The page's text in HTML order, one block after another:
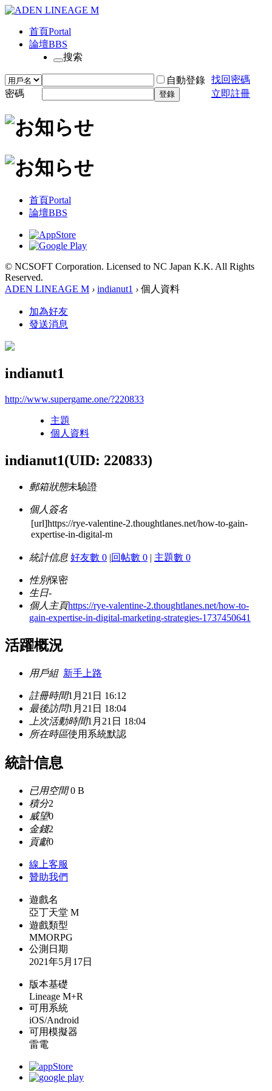
首頁Portal
論壇BBS
搜索
自動登錄 找回密碼
密碼
登錄 立即註冊
首頁Portal
論壇BBS
© NCSOFT Corporation. Licensed to NC Japan K.K. All Rights
Reserved.
ADEN LINEAGE M › indianut1 › 個人資料
加為好友
發送消息
indianut1
http://www.supergame.one/?220833
主題
個人資料
indianut1(UID: 220833)
郵箱狀態未驗證
個人簽名
[url]https://rye-valentine-2.thoughtlanes.net/how-to-gain-
expertise-in-digital-m
統計信息 好友數 0 |回帖數 0 | 主題數 0
性別保密
生日-
個人主頁https://rye-valentine-2.thoughtlanes.net/how-to-
gain-expertise-in-digital-marketing-strategies-1737450641
活躍概況
用戶組 新手上路
註冊時間1月21日 16:12
最後訪問1月21日 18:04
上次活動時間1月21日 18:04
所在時區使用系統默認
統計信息
已用空間0 B
積分2
威望0
金錢2
貢獻0
線上客服
贊助我們
遊戲名
亞丁天堂 M
遊戲類型
MMORPG
公測日期
2021年5月17日
版本基礎
Lineage M+R
可用系統
iOS/Android
可用模擬器
雷電